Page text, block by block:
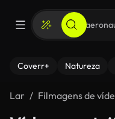
Coverr+ Natureza
Lar Filmagens de